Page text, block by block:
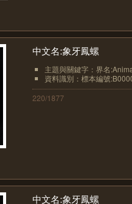
中文名:象牙鳳螺
主題與關鍵字：界名
資料識別：標本編號
220/1877
中文名:象牙鳳螺